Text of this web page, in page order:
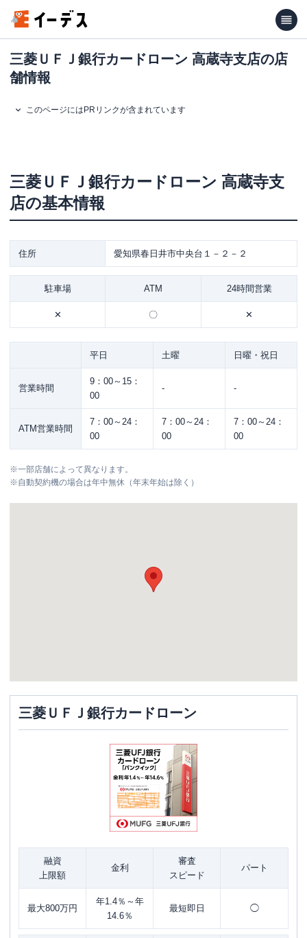
三菱ＵＦＪ銀行カードローン 高蔵寺支店の店
舗情報
このページにはPRリンクが含まれています
三菱ＵＦＪ銀行カードローン 高蔵寺支
店の基本情報
住所 愛知県春日井市中央台１－２－２
駐車場 ATM 24時間営業
✕ 〇 ✕
平日 土曜 日曜・祝日
営業時間
9：00～15：
00
- -
ATM営業時間
7：00～24：
00
7：00～24：
00
7：00～24：
00
※一部店舗によって異なります。
※自動契約機の場合は年中無休（年末年始は除く）
三菱ＵＦＪ銀行カードローン
融資
上限額
金利
審査
スピード
パート
最大800万円
年1.4％～年
14.6％
最短即日 ◯